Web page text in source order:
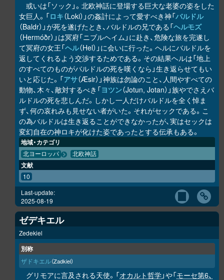
或いは「ソック」。北欧神話に登場する巨大な老婆の姿をした
女巨人。「ロキ（Loki）」の姦計によって愛すべき神「バルドル
（Baldr）」が死を遂げたとき、バルドルの兄である「ヘルモズ
（Hermóðr）」は冥府「ニブルヘイム」に赴き、危険な旅を完遂し
て冥府の女王「ヘル（Hel）」に会いに行った。ヘルにバルドルを
返してくれるよう交渉するためである。その結果ヘルは「地上
のすべてのものがバルドルの死を嘆くなら」生き返らせてもい
いと応じた。「アサ（Æsir）」神族は勿論のこと、人間やすべての
動物、木々、敵対するべき「ヨツン（Jotun, Jotan）」族やでさえバ
ルドルの死を悲しんだ。しかし一人だけバルドルを全く悼ま
ず、何の哀れみも見せない者がいた。それがセックである。こ
の為バルドルは生き返ることができなかったが、実はセックは
変幻自在の神ロキが化けた姿であったとする伝承もある。
地域・カテゴリ
北ヨーロッパ 北欧神話
文献
10
Last-update:
2025-08-19
ゼデキエル
Zedekiel
別称
ザドキエル（Zadkiel）
グリモアに言及される天使。「オカルト哲学」や「モーセ第6、